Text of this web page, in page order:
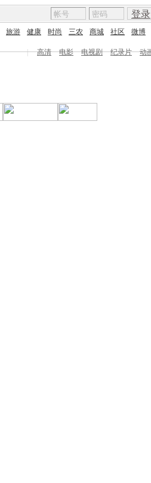
登录
旅游 健康 时尚 三农 商城 社区 微博
| 高清 电影 电视剧 纪录片 动